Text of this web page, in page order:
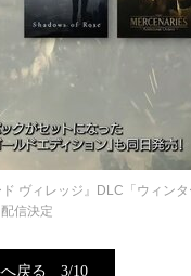
ヴィレッジ』DLC「ウィン
信決定
戻る 3/10